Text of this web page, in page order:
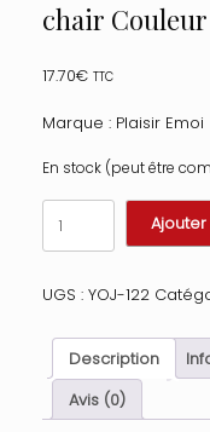
chair
17.70€ TTC
Marque : Plaisir Emoi
En stock (peut être
de
Godemichet
réaliste
chair
Couleur
Chair
UGS : YOJ-122
Description
Avis (0)